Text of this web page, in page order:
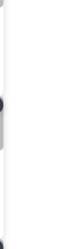
aos favoritos
aos favoritos